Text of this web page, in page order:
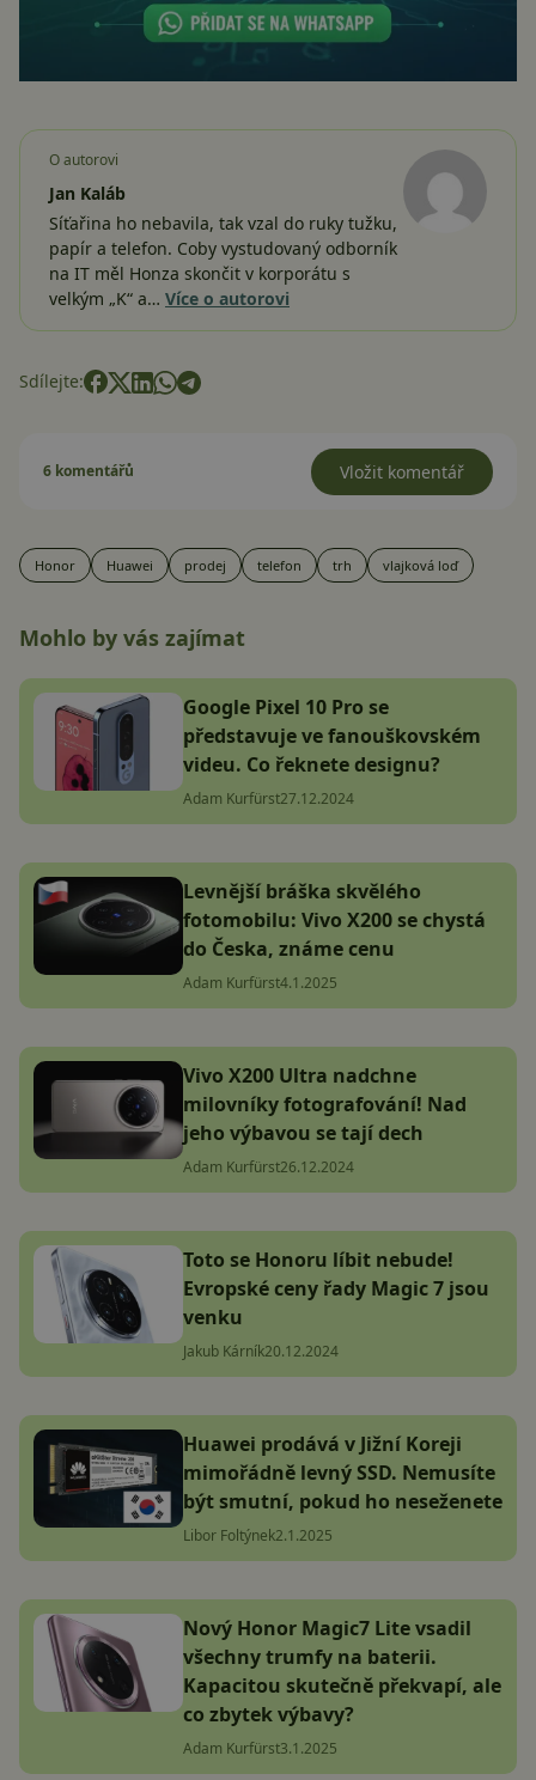
O autorovi
Jan Kaláb
Síťařina ho nebavila, tak vzal do ruky tužku,
papír a telefon. Coby vystudovaný odborník
na IT měl Honza skončit v korporátu s
velkým „K“ a… Více o autorovi
Sdílejte:
6 komentářů Vložit komentář
Honor Huawei prodej telefon trh vlajková loď
Mohlo by vás zajímat
Google Pixel 10 Pro se
představuje ve fanouškovském
videu. Co řeknete designu?
Adam Kurfürst27.12.2024
Levnější bráška skvělého
fotomobilu: Vivo X200 se chystá
do Česka, známe cenu
Adam Kurfürst4.1.2025
Vivo X200 Ultra nadchne
milovníky fotografování! Nad
jeho výbavou se tají dech
Adam Kurfürst26.12.2024
Toto se Honoru líbit nebude!
Evropské ceny řady Magic 7 jsou
venku
Jakub Kárník20.12.2024
Huawei prodává v Jižní Koreji
mimořádně levný SSD. Nemusíte
být smutní, pokud ho neseženete
Libor Foltýnek2.1.2025
Nový Honor Magic7 Lite vsadil
všechny trumfy na baterii.
Kapacitou skutečně překvapí, ale
co zbytek výbavy?
Adam Kurfürst3.1.2025